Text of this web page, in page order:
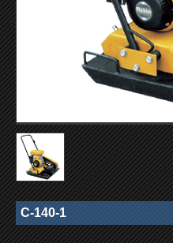
C-140-1